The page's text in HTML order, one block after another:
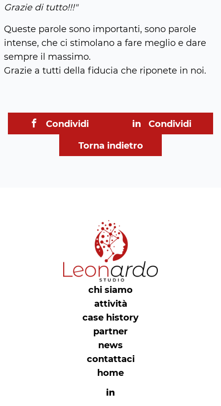
Grazie di tutto!!!"
Queste parole sono importanti, sono parole
intense, che ci stimolano a fare meglio e dare
sempre il massimo.
Grazie a tutti della fiducia che riponete in noi.
Condividi
Condividi
Torna indietro
chi siamo
attività
case history
partner
news
contattaci
home